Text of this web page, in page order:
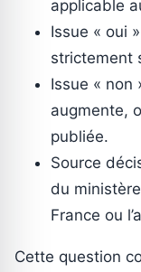
applicable
Issue « oui
strictement
Issue « non
augmente,
publiée.
Source
du
France ou
Cette question